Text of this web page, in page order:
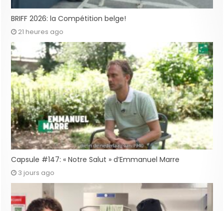
BRIFF 2026: la Compétition belge!
21 heures ago
Capsule #147: « Notre Salut » d’Emmanuel Marre
3 jours ago